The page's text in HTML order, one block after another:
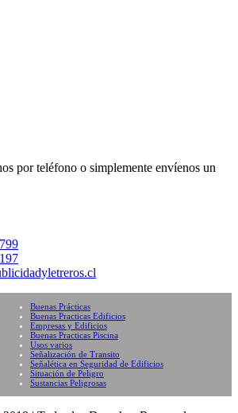
por teléfono o simplemente envíenos un
Buenas Prácticas
Buenas Practicas Edificios
Empresas y Edificios
Buenas Practicas Piscina
Usos varios
Señalización de Transito
Señalética en Seguridad de Edificios
Situación de Peligro
Sustancias Peligrosas